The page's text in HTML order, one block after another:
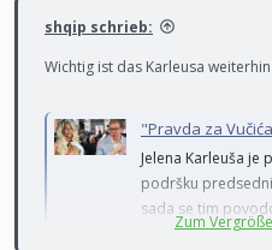
shqip schrieb:
Wichtig ist das Karleusa
"Pravda za Vučića!" Jelena Karleuša podržala
Jelena Karleuša je
podršku
sada se tim
informer.rs
Zum